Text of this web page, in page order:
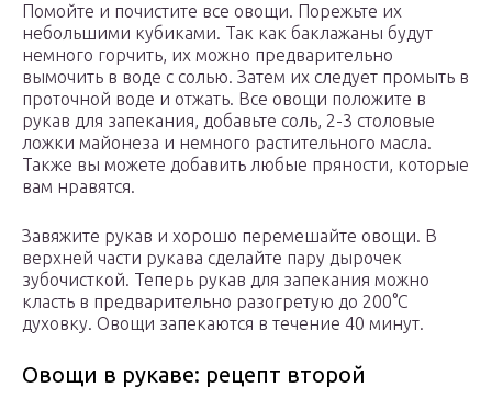
Помойте и почистите все овощи. Порежьте их
небольшими кубиками. Так как баклажаны будут
немного горчить, их можно предварительно
вымочить в воде с солью. Затем их следует промыть в
проточной воде и отжать. Все овощи положите в
рукав для запекания, добавьте соль, 2-3 столовые
ложки майонеза и немного растительного масла.
Также вы можете добавить любые пряности, которые
вам нравятся.
Завяжите рукав и хорошо перемешайте овощи. В
верхней части рукава сделайте пару дырочек
зубочисткой. Теперь рукав для запекания можно
класть в предварительно разогретую до 200°С
духовку. Овощи запекаются в течение 40 минут.
Овощи в рукаве: рецепт второй